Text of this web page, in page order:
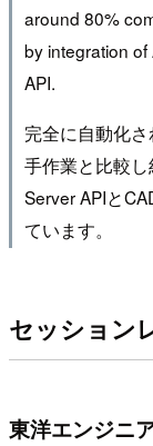
around 80%
by integration of
API.
完全に自動化さ
手作業と比較
Server APIと
ています。
セッション
東洋エンジニ